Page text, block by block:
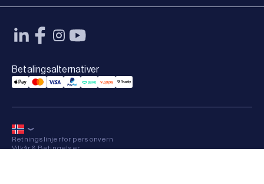
Betalingsalternativer
Applepay Payment
Mastercard Payment
Visa Payment
Paypal Payment
Qliro Payment
Vipps Payment
Trustly Payment
Retningslinjer for personvern
Vilkår & Betingelser